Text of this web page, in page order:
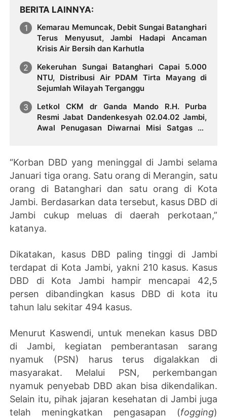
BERITA LAINNYA
Kemarau Memuncak, Debit Sungai Batanghari
Terus Menyusut, Jambi Hadapi Ancaman
Krisis Air Bersih dan Karhutla
Kekeruhan Sungai Batanghari Capai 5.000
NTU, Distribusi Air PDAM Tirta Mayang di
Sejumlah Wilayah Terganggu
Letkol CKM dr Ganda Mando R.H. Purba
Resmi Jabat Dandenkesyah 02.04.02 Jambi,
Awal Penugasan Diwarnai Misi Satgas ke
“Korban DBD yang meninggal di Jambi selama
Januari tiga orang. Satu orang di Merangin, satu
orang di Batanghari dan satu orang di Kota
Jambi. Berdasarkan data tersebut, kasus DBD di
Jambi cukup meluas di daerah perkotaan,”
katanya.
Dikatakan, kasus DBD paling tinggi di Jambi
terdapat di Kota Jambi, yakni 210 kasus. Kasus
DBD di Kota Jambi hampir mencapai 42,5
persen dibandingkan kasus DBD di kota itu
tahun lalu sekitar 494 kasus.
Menurut Kaswendi, untuk menekan kasus DBD
di Jambi, kegiatan pemberantasan sarang
nyamuk (PSN) harus terus digalakkan di
masyarakat. Melalui PSN, perkembangan
nyamuk penyebab DBD akan bisa dikendalikan.
Selain itu, pihak jajaran kesehatan di Jambi juga
telah meningkatkan pengasapan (fogging)